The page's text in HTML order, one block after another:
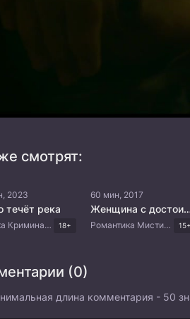
смотрят:
2023
течёт река
Мистика Криминал Драма Китайские дорамы 18+
60 мин, 2017
Женщина с
Романтика Мистика Триллер Драма Корейские дорамы 15+
(0)
длина комментария - 50